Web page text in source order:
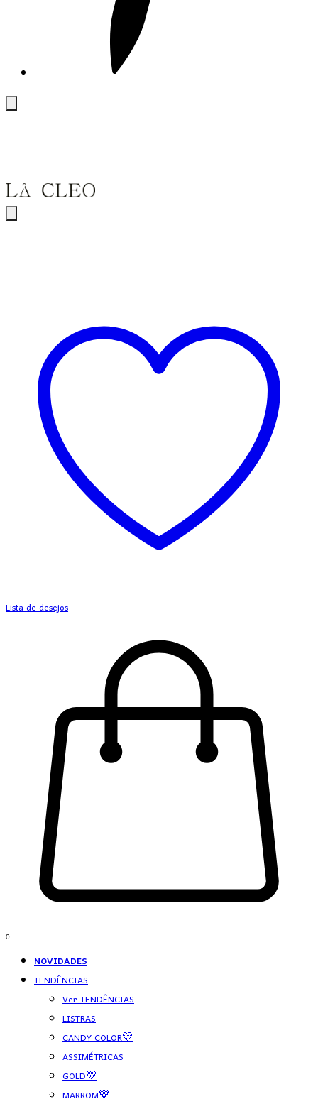
Lista de desejos
0
NOVIDADES
TENDÊNCIAS
Ver TENDÊNCIAS
LISTRAS
CANDY COLOR💛
ASSIMÉTRICAS
GOLD💛